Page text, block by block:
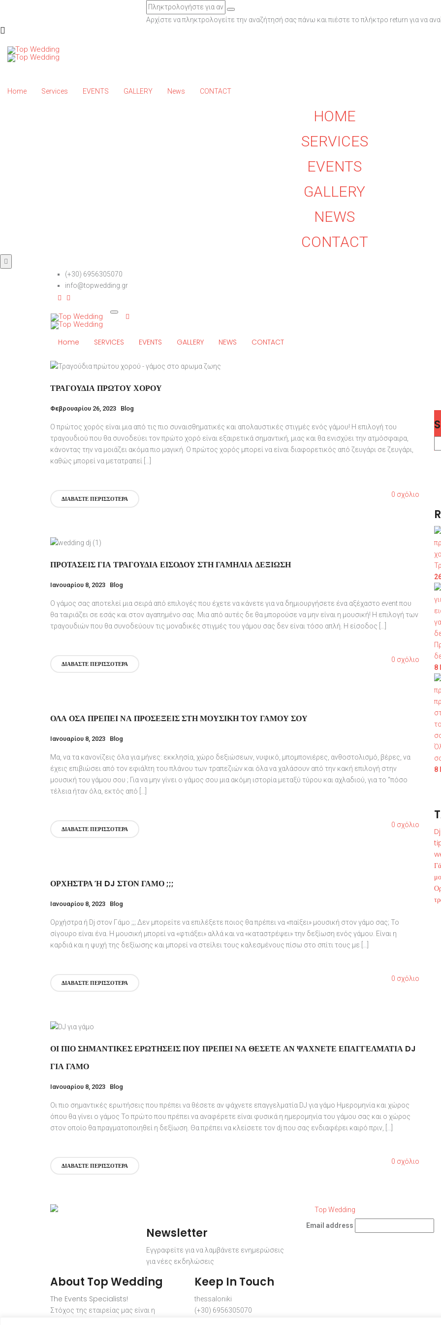
Αρχίστε να πληκτρολογείτε την αναζήτησή σας πάνω και πιέστε το πλήκτρο return για να
Home Services EVENTS GALLERY News CONTACT
HOME
SERVICES
EVENTS
GALLERY
NEWS
CONTACT
(+30) 6956305070
info@topwedding.gr
Home SERVICES EVENTS GALLERY NEWS CONTACT
ΤΡΑΓΟΎΔΙΑ ΠΡΏΤΟΥ ΧΟΡΟΎ
Φεβρουαρίου 26, 2023 Blog
Ο πρώτος χορός είναι μια από τις πιο συναισθηματικές και απολαυστικές στιγμές ενός γάμου! Η επιλογή του
τραγουδιού που θα συνοδεύει τον πρώτο χορό είναι εξαιρετικά σημαντική, μιας και θα ενισχύει την ατμόσφαιρα,
κάνοντας την να μοιάζει ακόμα πιο μαγική. Ο πρώτος χορός μπορεί να είναι διαφορετικός από ζευγάρι σε ζευγάρι,
καθώς μπορεί να μετατραπεί […]
ΔΙΑΒΆΣΤΕ ΠΕΡΙΣΣΌΤΕΡΑ
0 σχόλιο
ΠΡΟΤΆΣΕΙΣ ΓΙΑ ΤΡΑΓΟΎΔΙΑ ΕΙΣΌΔΟΥ ΣΤΗ ΓΑΜΉΛΙΑ ΔΕΞΊΩΣΗ
Ιανουαρίου 8, 2023 Blog
Ο γάμος σας αποτελεί μια σειρά από επιλογές που έχετε να κάνετε για να δημιουργήσετε ένα αξέχαστο event που
θα ταιριάζει σε εσάς και στον αγαπημένο σας. Μια από αυτές δε θα μπορούσε να μην είναι η μουσική! Η επιλογή των
τραγουδιών που θα συνοδεύουν τις μοναδικές στιγμές του γάμου σας δεν είναι τόσο απλή. Η είσοδος […]
ΔΙΑΒΆΣΤΕ ΠΕΡΙΣΣΌΤΕΡΑ
0 σχόλιο
ΌΛΑ ΌΣΑ ΠΡΈΠΕΙ ΝΑ ΠΡΟΣΈΞΕΙΣ ΣΤΗ ΜΟΥΣΙΚΉ ΤΟΥ ΓΆΜΟΥ ΣΟΥ
Ιανουαρίου 8, 2023 Blog
Μα, να τα κανονίζεις όλα για μήνες: εκκλησία, χώρο δεξιώσεων, νυφικό, μπομπονιέρες, ανθοστολισμό, βέρες, να
έχεις επιβιώσει από τον εφιάλτη του πλάνου των τραπεζιών και όλα να χαλάσουν από την κακή επιλογή στην
μουσική του γάμου σου ; Για να μην γίνει ο γάμος σου μια ακόμη ιστορία μεταξύ τύρου και αχλαδιού, για το “πόσο
τέλεια ήταν όλα, εκτός από […]
ΔΙΑΒΆΣΤΕ ΠΕΡΙΣΣΌΤΕΡΑ
0 σχόλιο
ΟΡΧΉΣΤΡΑ Ή DJ ΣΤΟΝ ΓΆΜΟ ;;;
Ιανουαρίου 8, 2023 Blog
Ορχήστρα ή Dj στον Γάμο ;;; Δεν μπορείτε να επιλέξετε ποιος θα πρέπει να «παίξει» μουσική στον γάμο σας; Το
σίγουρο είναι ένα. Η μουσική μπορεί να «φτιάξει» αλλά και να «καταστρέψει» την δεξίωση ενός γάμου. Είναι η
καρδιά και η ψυχή της δεξίωσης και μπορεί να στείλει τους καλεσμένους πίσω στο σπίτι τους με […]
ΔΙΑΒΆΣΤΕ ΠΕΡΙΣΣΌΤΕΡΑ
0 σχόλιο
ΟΙ ΠΙΟ ΣΗΜΑΝΤΙΚΈΣ ΕΡΩΤΉΣΕΙΣ ΠΟΥ ΠΡΈΠΕΙ ΝΑ ΘΈΣΕΤΕ ΑΝ ΨΆΧΝΕΤΕ ΕΠΑΓΓΕΛΜΑΤΊΑ DJ
ΓΙΑ ΓΆΜΟ
Ιανουαρίου 8, 2023 Blog
Οι πιο σημαντικές ερωτήσεις που πρέπει να θέσετε αν ψάχνετε επαγγελματία DJ για γάμο Ημερομηνία και χώρος
όπου θα γίνει ο γάμος Το πρώτο που πρέπει να αναφέρετε είναι φυσικά η ημερομηνία του γάμου σας και ο χώρος
στον οποίο θα πραγματοποιηθεί η δεξίωση. Θα πρέπει να κλείσετε τον dj που σας ενδιαφέρει καιρό πριν, […]
ΔΙΑΒΆΣΤΕ ΠΕΡΙΣΣΌΤΕΡΑ
0 σχόλιο
8
8
Dj
Newsletter
Εγγραφείτε για να λαμβάνετε ενημερώσεις
για νέες εκδηλώσεις
Email address
About Top Wedding
The Events Specialists!
Στόχος της εταιρείας μας είναι η
Keep In Touch
thessaloniki
(+30) 6956305070